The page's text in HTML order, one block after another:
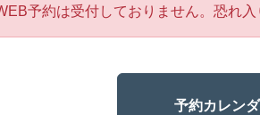
予約は受付しておりません。恐れ
予約カレン